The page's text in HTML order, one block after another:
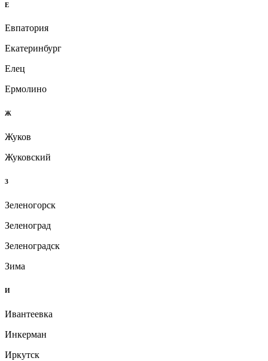
Е
Евпатория
Екатеринбург
Елец
Ермолино
Ж
Жуков
Жуковский
З
Зеленогорск
Зеленоград
Зеленоградск
Зима
И
Ивантеевка
Инкерман
Иркутск